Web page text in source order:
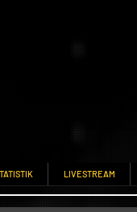
LIVESTREAM